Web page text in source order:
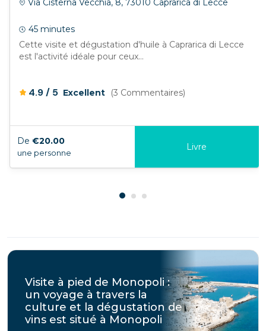
Via Cisterna Vecchia, 8, 73010 Caprarica di Lecce
45 minutes
Cette visite et dégustation d'huile à Caprarica di Lecce
est l'activité idéale pour ceux...
4.9/ 5 Excellent (3 Commentaires)
De €20.00
une personne
Livre
Visite à pied de Monopoli :
un voyage à travers la
culture et la dégustation de
vins est situé à Monopoli